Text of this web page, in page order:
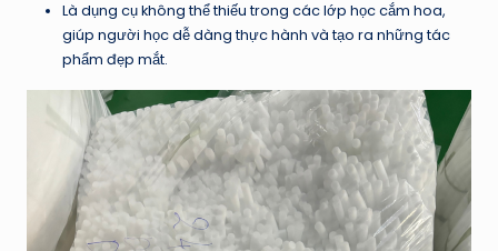
Là dụng cụ không thể thiếu trong các lớp học cắm hoa,
giúp người học dễ dàng thực hành và tạo ra những tác
phẩm đẹp mắt.